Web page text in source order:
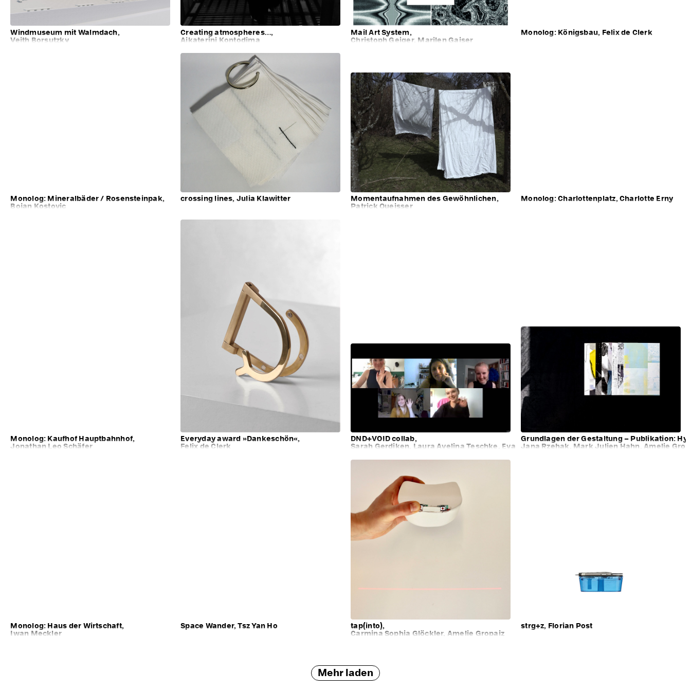
Windmuseum mit Walmdach,
Veith Borsutzky
Creating atmospheres…,
Aikaterini Kontodima
Mail Art System,
Christoph Geiger, Marilen Gaiser
Monolog: Königsbau, Felix de Clerk
Monolog: Mineralbäder / Rosensteinpak,
Bojan Kostovic
crossing lines, Julia Klawitter Momentaufnahmen des Gewöhnlichen,
Patrick Queisser
Monolog: Charlottenplatz, Charlotte Erny
Monolog: Kaufhof Hauptbahnhof,
Jonathan Leo Schäfer
Everyday award »Dankeschön«,
Felix de Clerk
DND+VOID collab,
Sarah Gerdiken, Laura Avelina Teschke, Eva Henle
Grundlagen der Gestaltung – Publikation:
Jana Rzehak, Mark Julien Hahn, Amelie
Monolog: Haus der Wirtschaft,
Iwan Meckler
Space Wander, Tsz Yan Ho tap(into),
Carmina Sophia Glöckler, Amelie Gropaiz
strg+z, Florian Post
Mehr laden